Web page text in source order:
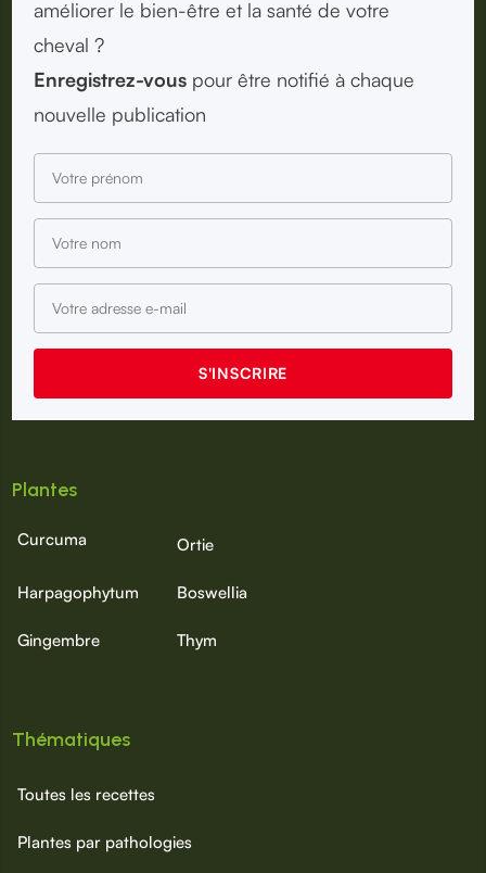
améliorer le bien-être et la santé de votre
cheval ?
Enregistrez-vous pour être notifié à chaque
nouvelle publication
Plantes
Curcuma Ortie
Harpagophytum Boswellia
Gingembre Thym
Thématiques
Toutes les recettes
Plantes par pathologies